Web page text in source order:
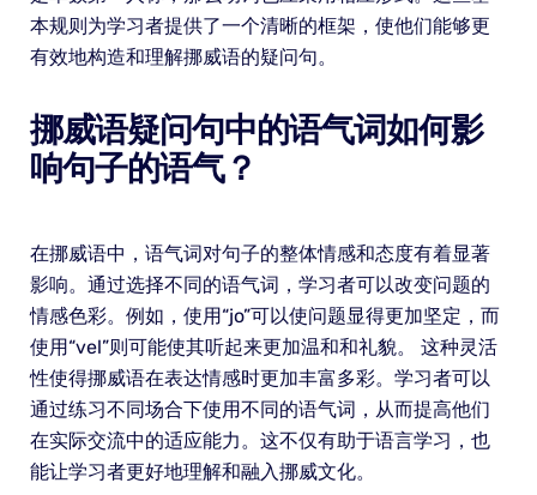
本规则为学习者提供了一个清晰的框架，使他们能够更
有效地构造和理解挪威语的疑问句。
挪威语疑问句中的语气词如何影
响句子的语气？
在挪威语中，语气词对句子的整体情感和态度有着显著
影响。通过选择不同的语气词，学习者可以改变问题的
情感色彩。例如，使用“jo”可以使问题显得更加坚定，而
使用“vel”则可能使其听起来更加温和和礼貌。 这种灵活
性使得挪威语在表达情感时更加丰富多彩。学习者可以
通过练习不同场合下使用不同的语气词，从而提高他们
在实际交流中的适应能力。这不仅有助于语言学习，也
能让学习者更好地理解和融入挪威文化。